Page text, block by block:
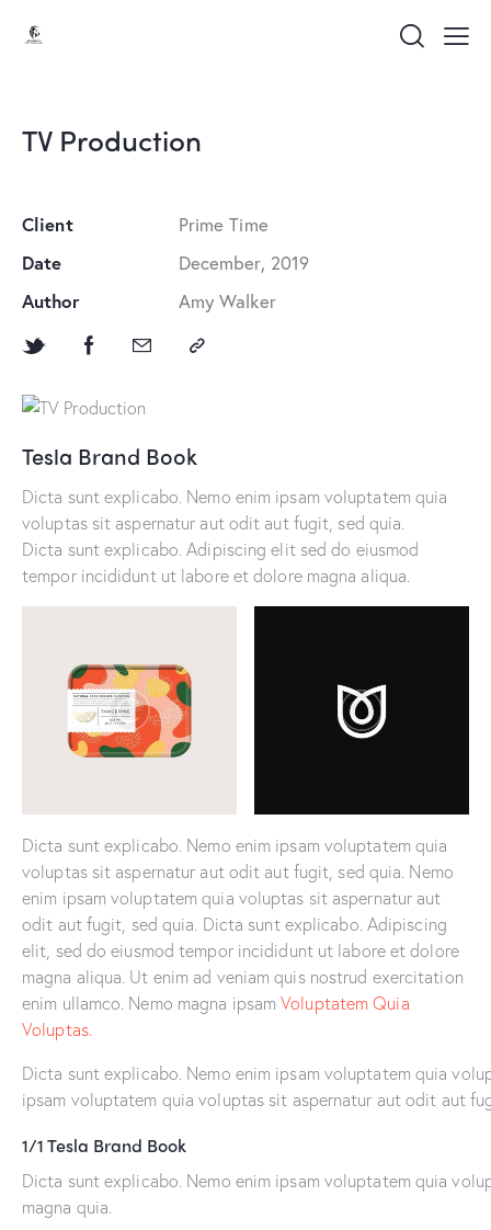
TV Production
Client
Prime Time
Date
December, 2019
Author
Amy Walker
Tesla Brand Book
Dicta sunt explicabo. Nemo enim ipsam voluptatem quia
voluptas sit aspernatur aut odit aut fugit, sed quia.
Dicta sunt explicabo. Adipiscing elit sed do eiusmod
tempor incididunt ut labore et dolore magna aliqua.
Dicta sunt explicabo. Nemo enim ipsam voluptatem quia
voluptas sit aspernatur aut odit aut fugit, sed quia. Nemo
enim ipsam voluptatem quia voluptas sit aspernatur aut
odit aut fugit, sed quia. Dicta sunt explicabo. Adipiscing
elit, sed do eiusmod tempor incididunt ut labore et dolore
magna aliqua. Ut enim ad veniam quis nostrud exercitation
enim ullamco. Nemo magna ipsamVoluptatem Quia
Voluptas.
Dicta sunt explicabo. Nemo enim ipsam voluptatem quia
ipsam voluptatem quia voluptas sit aspernatur aut odit aut
1/1 Tesla Brand Book
Dicta sunt explicabo. Nemo enim ipsam voluptatem quia
magna quia.